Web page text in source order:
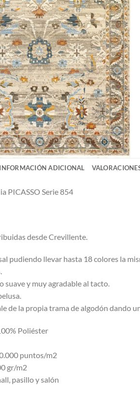
INFORMACIÓN ADICIONAL
PICASSO Serie 854
desde Crevillente.
pudiendo llevar hasta 18 colores la
suave y muy agradable al tacto.
de la propia trama de algodón dando
Poliéster
puntos/m2
gr/m2
pasillo y salón